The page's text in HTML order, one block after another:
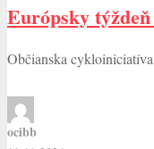
Európsky
Občianska
ocibb